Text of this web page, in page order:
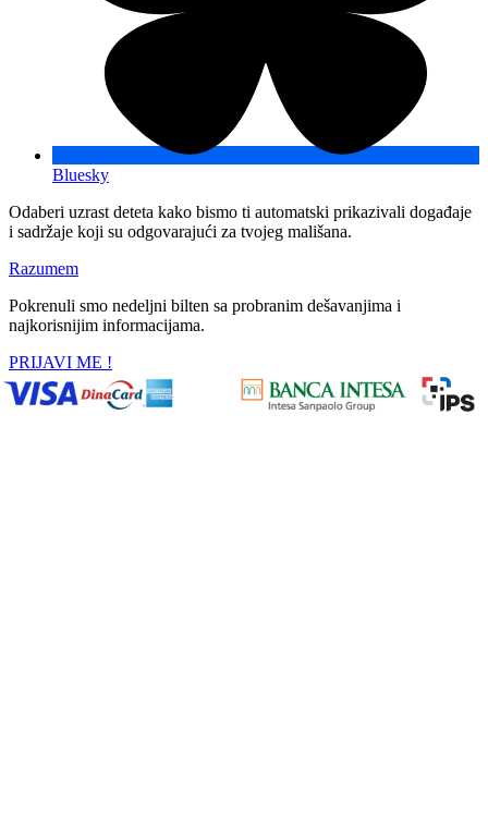
Bluesky
Odaberi uzrast deteta kako bismo ti automatski prikazivali događaje
i sadržaje koji su odgovarajući za tvojeg mališana.
Razumem
Pokrenuli smo nedeljni bilten sa probranim dešavanjima i
najkorisnijim informacijama.
PRIJAVI ME !